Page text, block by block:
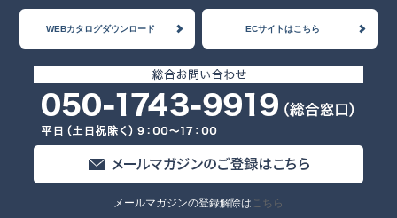
WEBカタログダウンロード ECサイトはこちら
メールマガジンの登録解除は こちら